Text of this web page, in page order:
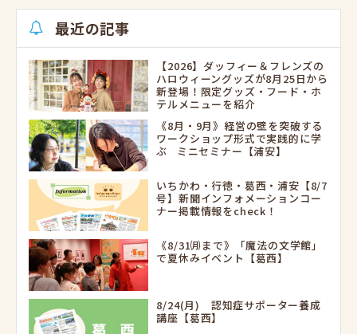
最近の記事
【2026】ダッフィー＆フレンズの
ハロウィーングッズが8月25日から
新登場！限定グッズ・フード・ホ
テルメニューを紹介
《8月・9月》経営の壁を突破する
ワークショップ形式で実践的に学
ぶ ミニセミナー【浦安】
いちかわ・行徳・葛西・浦安【8/7
号】新聞インフォメーションコー
ナー掲載情報をcheck！
《8/31㈪まで》「魔法の文学館」
で夏休みイベント【葛西】
8/24(月) 認知症サポーター養成
講座【葛西】